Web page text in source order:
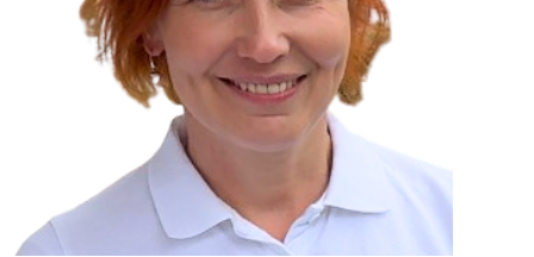
Reklamné používateľské dáta
Personalizácia reklám
Povoliť vybrané
Odmietnuť